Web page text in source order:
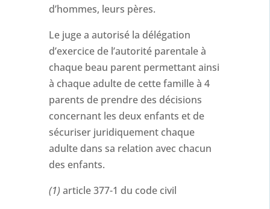
d’hommes, leurs pères.
Le juge a autorisé la délégation
d’exercice de l’autorité parentale à
chaque beau parent permettant ainsi
à chaque adulte de cette famille à 4
parents de prendre des décisions
concernant les deux enfants et de
sécuriser juridiquement chaque
adulte dans sa relation avec chacun
des enfants.
(1) article 377-1 du code civil